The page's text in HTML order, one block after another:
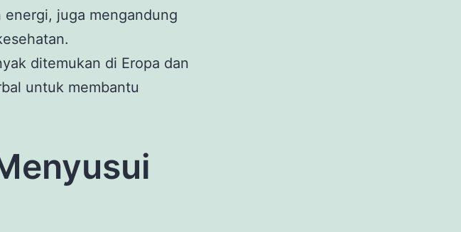
juga mengandung
ditemukan di Eropa dan
untuk membantu